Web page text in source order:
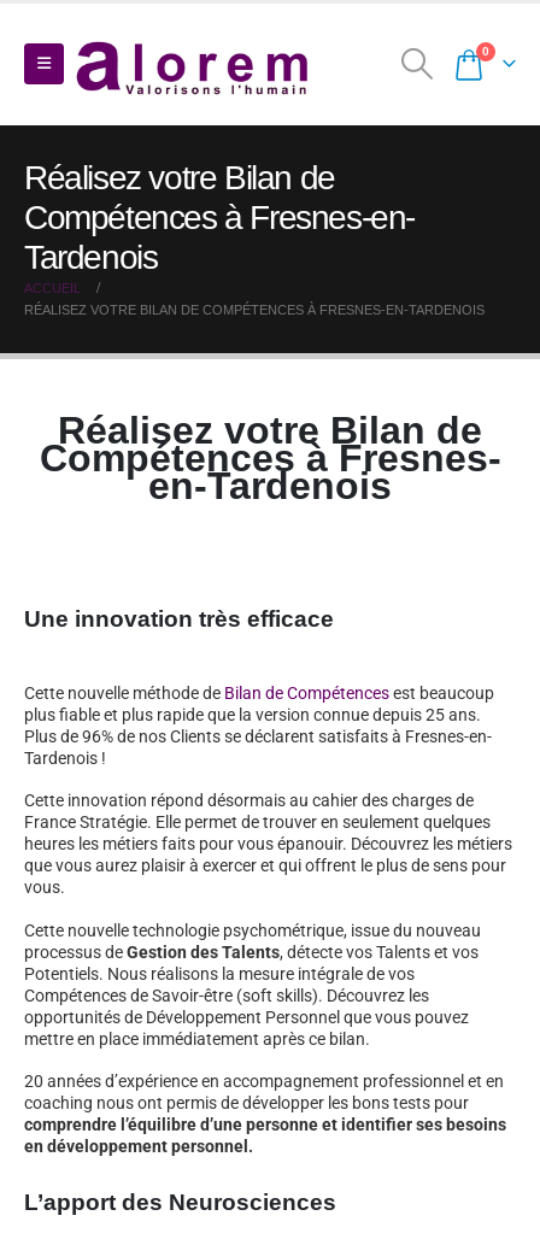
0
Réalisez votre Bilan de
Compétences à Fresnes-en-
Tardenois
ACCUEIL
RÉALISEZ VOTRE BILAN DE COMPÉTENCES À FRESNES-EN-TARDENOIS
Réalisez votre Bilan de
Compétences à Fresnes-
en-Tardenois
Une innovation très efficace
Cette nouvelle méthode de Bilan de Compétencesest beaucoup
plus fiable et plus rapide que la version connue depuis 25 ans.
Plus de 96% de nos Clients se déclarent satisfaits à Fresnes-en-
Tardenois !
Cette innovation répond désormais au cahier des charges de
France Stratégie. Elle permet de trouver en seulement quelques
heures les métiers faits pour vous épanouir. Découvrez les métiers
que vous aurez plaisir à exercer et qui offrent le plus de sens pour
vous.
Cette nouvelle technologie psychométrique, issue du nouveau
processus deGestion des Talents, détecte vos Talents et vos
Potentiels. Nous réalisons la mesure intégrale de vos
Compétences de Savoir-être (soft skills). Découvrez les
opportunités de Développement Personnel que vous pouvez
mettre en place immédiatement après ce bilan.
20 années d’expérience en accompagnement professionnel et en
coaching nous ont permis de développer les bons tests pour
comprendre l’équilibre d’une personne et identifier ses besoins
en développement personnel.
L’apport des Neurosciences